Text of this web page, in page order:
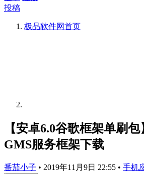
投稿
极品软件网首页
【安卓6.0谷歌框架单刷
GMS服务框架下载
番茄小子 • 2019年11月9日 22:55 • 手机